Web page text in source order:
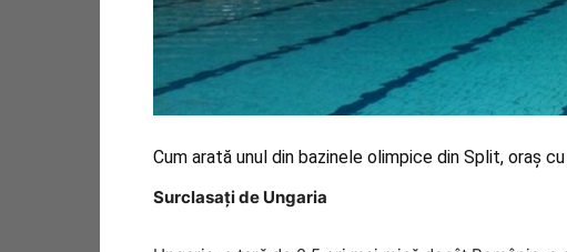
Cum arată unul din bazinele olimpice din Split, oraș
Surclasaţi de Ungaria